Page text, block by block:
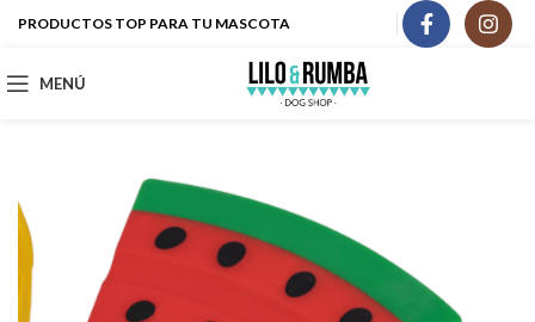
PRODUCTOS TOP PARA TU MASCOTA
MENÚ